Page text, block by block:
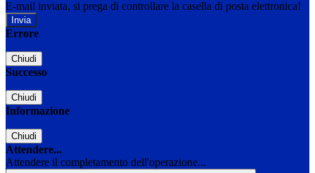
E-mail inviata, si prega di controllare la casella di posta elettronica!
Errore
Chiudi
Successo
Chiudi
Informazione
Chiudi
Attendere...
Attendere il completamento dell'operazione...